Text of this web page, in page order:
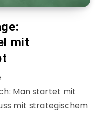
mit
Man startet mit
mit strategischem